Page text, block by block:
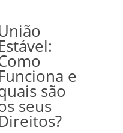
e
são
seus